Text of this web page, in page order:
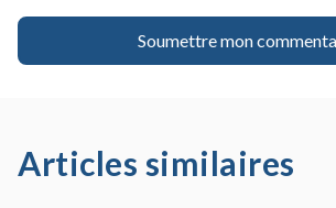
Articles similaires